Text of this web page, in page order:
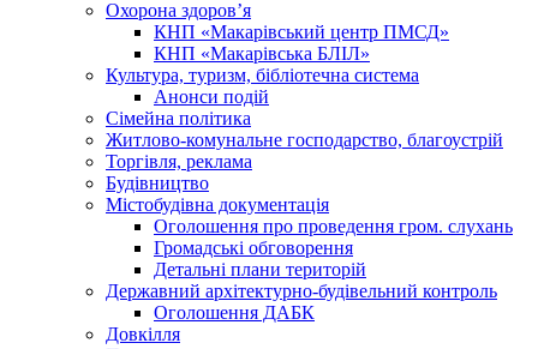
Охорона здоров’я
КНП «Макарівський центр ПМСД»
КНП «Макарівська БЛІЛ»
Культура, туризм, бібліотечна система
Анонси подій
Сімейна політика
Житлово-комунальне господарство, благоустрій
Торгівля, реклама
Будівництво
Містобудівна документація
Оголошення про проведення гром. слухань
Громадські обговорення
Детальні плани територій
Державний архітектурно-будівельний контроль
Оголошення ДАБК
Довкілля